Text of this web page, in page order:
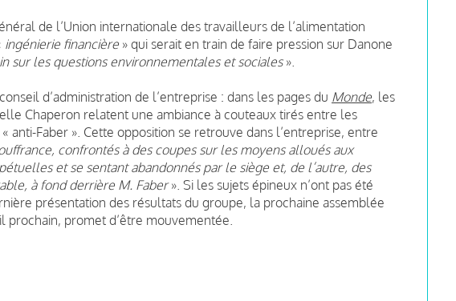
de l’Union internationale des travailleurs de l’alimentation
ingénierie financière » qui serait en train de faire pression sur Danone
sur les questions environnementales et sociales».
d’administration de l’entreprise : dans les pages du Monde, les
Chaperon relatent une ambiance à couteaux tirés entre les
anti-Faber ». Cette opposition se retrouve dans l’entreprise, entre
confrontés à des coupes sur les moyens alloués aux
et se sentant abandonnés par le siège et, de l’autre, des
à fond derrière M. Faber». Si les sujets épineux n’ont pas été
présentation des résultats du groupe, la prochaine assemblée
promet d’être mouvementée.